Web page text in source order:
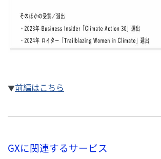
▼前編はこちら
GXに関連するサービス